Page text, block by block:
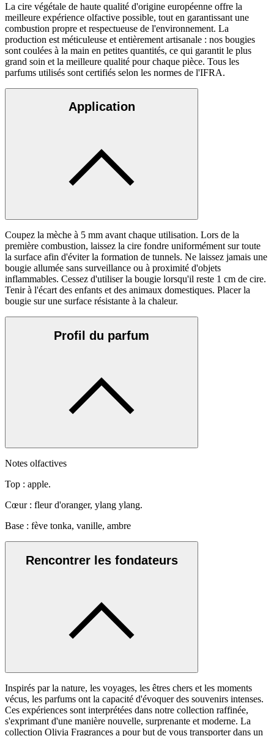
La cire végétale de haute qualité d'origine européenne offre la
meilleure expérience olfactive possible, tout en garantissant une
combustion propre et respectueuse de l'environnement. La
production est méticuleuse et entièrement artisanale : nos bougies
sont coulées à la main en petites quantités, ce qui garantit le plus
grand soin et la meilleure qualité pour chaque pièce. Tous les
parfums utilisés sont certifiés selon les normes de l'IFRA.
Application
Coupez la mèche à 5 mm avant chaque utilisation. Lors de la
première combustion, laissez la cire fondre uniformément sur toute
la surface afin d'éviter la formation de tunnels. Ne laissez jamais une
bougie allumée sans surveillance ou à proximité d'objets
inflammables. Cessez d'utiliser la bougie lorsqu'il reste 1 cm de cire.
Tenir à l'écart des enfants et des animaux domestiques. Placer la
bougie sur une surface résistante à la chaleur.
Profil du parfum
Notes olfactives
Top : apple.
Cœur : fleur d'oranger, ylang ylang.
Base : fève tonka, vanille, ambre
Rencontrer les fondateurs
Inspirés par la nature, les voyages, les êtres chers et les moments
vécus, les parfums ont la capacité d'évoquer des souvenirs intenses.
Ces expériences sont interprétées dans notre collection raffinée,
s'exprimant d'une manière nouvelle, surprenante et moderne. La
collection Olivia Fragrances a pour but de vous transporter dans un